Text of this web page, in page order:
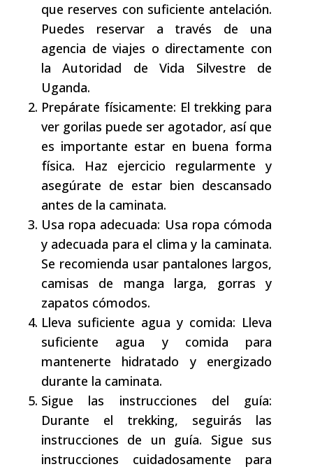
que reserves con suficiente antelación.
Puedes reservar a través de una
agencia de viajes o directamente con
la Autoridad de Vida Silvestre de
Uganda.
Prepárate físicamente: El trekking para
ver gorilas puede ser agotador, así que
es importante estar en buena forma
física. Haz ejercicio regularmente y
asegúrate de estar bien descansado
antes de la caminata.
Usa ropa adecuada: Usa ropa cómoda
y adecuada para el clima y la caminata.
Se recomienda usar pantalones largos,
camisas de manga larga, gorras y
zapatos cómodos.
Lleva suficiente agua y comida: Lleva
suficiente agua y comida para
mantenerte hidratado y energizado
durante la caminata.
Sigue las instrucciones del guía:
Durante el trekking, seguirás las
instrucciones de un guía. Sigue sus
instrucciones cuidadosamente para